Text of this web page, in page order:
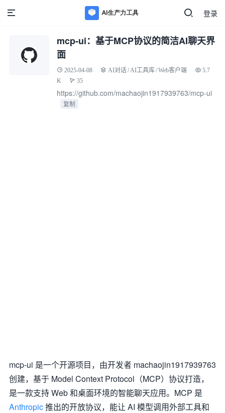
登录
mcp-ui：基于MCP协议的简洁AI聊天界
面
2025-04-08 AI对话/ AI工具库/Web客户端
5.7
K
35
https://github.com/machaojin1917939763/mcp-ui
复制
mcp-ui 是一个开源项目，由开发者 machaojin1917939763
创建，基于 Model Context Protocol（MCP）协议打造，
是一款支持 Web 和桌面环境的智能聊天应用。MCP 是
Anthropic推出的开放协议，能让 AI 模型调用外部工具和